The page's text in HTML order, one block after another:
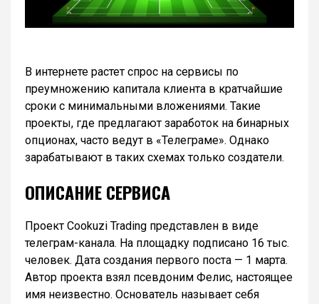
В интернете растет спрос на сервисы по
преумножению капитала клиента в кратчайшие
сроки с минимальными вложениями. Такие
проекты, где предлагают заработок на бинарных
опционах, часто ведут в «Телеграме». Однако
зарабатывают в таких схемах только создатели.
ОПИСАНИЕ СЕРВИСА
Проект Cookuzi Trading представлен в виде
телеграм-канала. На площадку подписано 16 тыс.
человек. Дата создания первого поста — 1 марта.
Автор проекта взял псевдоним Фелис, настоящее
имя неизвестно. Основатель называет себя